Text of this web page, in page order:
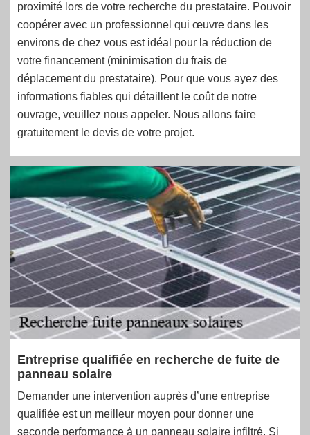
proximité lors de votre recherche du prestataire. Pouvoir
coopérer avec un professionnel qui œuvre dans les
environs de chez vous est idéal pour la réduction de
votre financement (minimisation du frais de
déplacement du prestataire). Pour que vous ayez des
informations fiables qui détaillent le coût de notre
ouvrage, veuillez nous appeler. Nous allons faire
gratuitement le devis de votre projet.
Entreprise qualifiée en recherche de fuite de
panneau solaire
Demander une intervention auprès d’une entreprise
qualifiée est un meilleur moyen pour donner une
seconde performance à un panneau solaire infiltré. Si